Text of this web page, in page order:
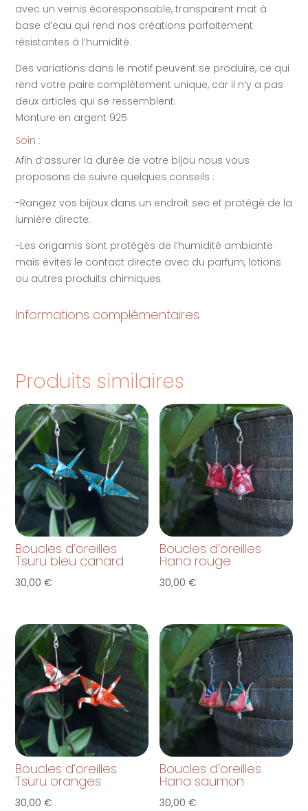
avec un vernis écoresponsable, transparent mat à
base d’eau qui rend nos créations parfaitement
résistantes à l’humidité.
Des variations dans le motif peuvent se produire, ce qui
rend votre paire complètement unique, car il n’y a pas
deux articles qui se ressemblent.
Monture en argent 925
Soin :
Afin d’assurer la durée de votre bijou nous vous
proposons de suivre quelques conseils :
-Rangez vos bijoux dans un endroit sec et protégé de la
lumière directe.
-Les origamis sont protégés de l’humidité ambiante
mais évites le contact directe avec du parfum, lotions
ou autres produits chimiques.
Informations complémentaires
Produits similaires
Boucles d’oreilles
Tsuru bleu canard
30,00€
Boucles d’oreilles
Hana rouge
30,00€
Boucles d’oreilles
Tsuru oranges
30,00€
Boucles d’oreilles
Hana saumon
30,00€